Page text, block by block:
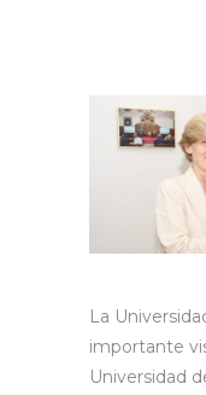
La
importante
Universidad